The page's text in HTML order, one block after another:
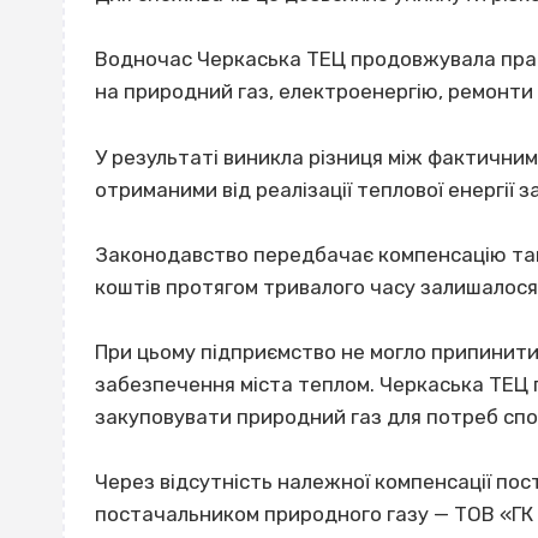
Водночас Черкаська ТЕЦ продовжувала
на природний газ, електроенергію, ремонти
У результаті виникла різниця між
отриманими від реалізації теплової
Законодавство передбачає компенсацію
коштів протягом тривалого часу
При цьому підприємство не могло
забезпечення міста теплом. Черкаська ТЕЦ
закуповувати природний газ для потреб
Через відсутність належної компенсації
постачальником природного газу — ТОВ